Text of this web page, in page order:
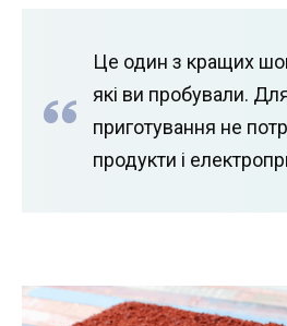
Це один з кращих
які ви пробували.
приготування не
продукти і